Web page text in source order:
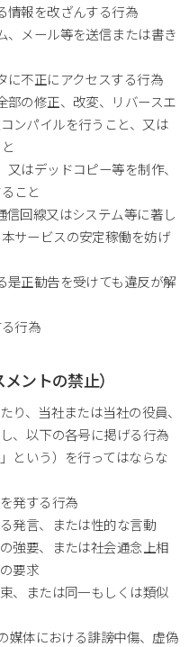
情報を改ざんする行為
、メール等を送信または書き
に不正にアクセスする行為
部の修正、改変、リバースエ
ンパイルを行うこと、又は
又はデッドコピー等を制作、
こと
信回線又はシステム等に著し
サービスの安定稼働を妨げ
是正勧告を受けても違反が解
行為
ントの禁止）
り、当社または当社の役員、
、以下の各号に掲げる行為
という）を行ってはならな
発する行為
発言、または性的な言動
強要、または社会通念上相
要求
、または同一もしくは類似
媒体における誹謗中傷、虚偽